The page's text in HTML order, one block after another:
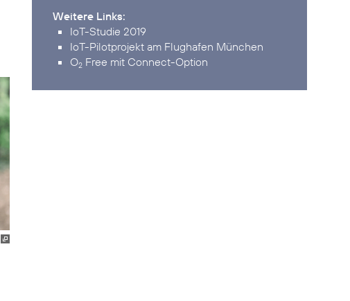
Weitere Links:
IoT-Studie 2019
IoT-Pilotprojekt am Flughafen München
O2 Free mit Connect-Option